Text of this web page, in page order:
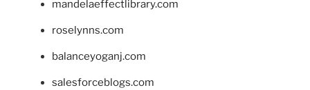
mandelaeffectlibrary.com
roselynns.com
balanceyoganj.com
salesforceblogs.com